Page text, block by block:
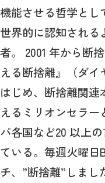
機能させる哲学とし
世界的に認知される
者。 2001 年から断
える断捨離』（ダイ
はじめ、断捨離関連
えるミリオンセラ
パ各国など20 以上
ている。毎週火曜日
チ、”断捨離”しま